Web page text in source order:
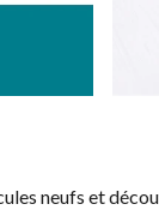
neufs et